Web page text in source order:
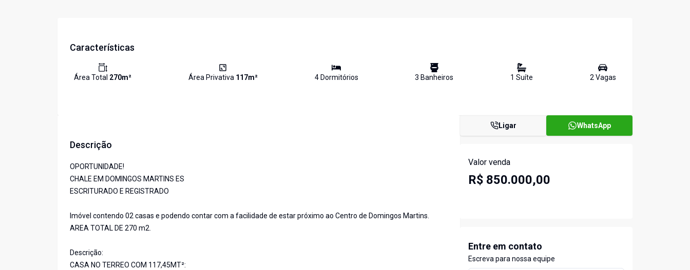
Características
Área Total 270m² Área Privativa 117m² 4Dormitórios 3 Banheiros 1 Suíte 2Vagas
Descrição
OPORTUNIDADE!
CHALE EM DOMINGOS MARTINS ES
ESCRITURADO E REGISTRADO
Imóvel contendo 02 casas e podendo contar com a facilidade de estar próximo ao Centro de Domingos Martins.
AREA TOTAL DE 270 m2.
Descrição:
CASA NO TERREO COM 117,45MT²:
Ligar WhatsApp
Valor venda
R$ 850.000,00
Entre em contato
Escreva para nossa equipe